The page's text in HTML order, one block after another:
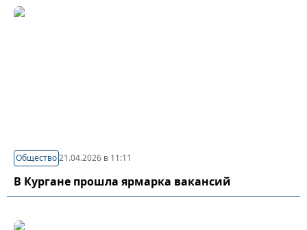
Общество21.04.2026 в 11:11
В Кургане прошла ярмарка вакансий